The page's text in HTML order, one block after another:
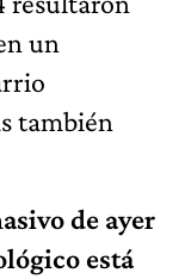
un
también
de ayer
está